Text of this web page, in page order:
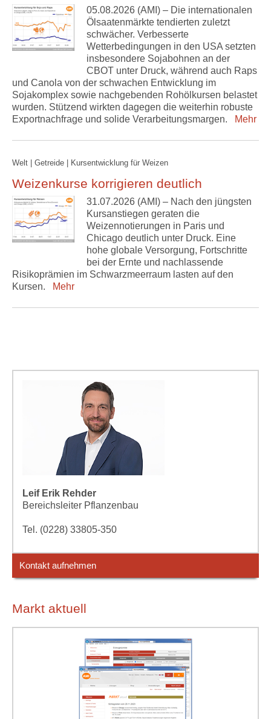
05.08.2026 (AMI) – Die internationalen
Ölsaatenmärkte tendierten zuletzt
schwächer. Verbesserte
Wetterbedingungen in den USA setzten
insbesondere Sojabohnen an der
CBOT unter Druck, während auch Raps
und Canola von der schwachen Entwicklung im
Sojakomplex sowie nachgebenden Rohölkursen belastet
wurden. Stützend wirkten dagegen die weiterhin robuste
Exportnachfrage und solide Verarbeitungsmargen.
Mehr
Welt | Getreide | Kursentwicklung für Weizen
Weizenkurse korrigieren deutlich
31.07.2026 (AMI) – Nach den jüngsten
Kursanstiegen geraten die
Weizennotierungen in Paris und
Chicago deutlich unter Druck. Eine
hohe globale Versorgung, Fortschritte
bei der Ernte und nachlassende
Risikoprämien im Schwarzmeerraum lasten auf den
Kursen.
Mehr
Leif Erik Rehder
Bereichsleiter Pflanzenbau
Tel. (0228) 33805-350
Kontakt aufnehmen
Markt aktuell